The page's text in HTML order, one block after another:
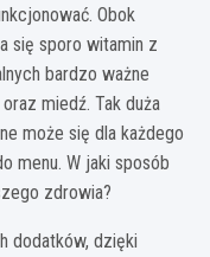
Obok
się sporo witamin z
bardzo ważne
miedź. Tak duża
może się dla każdego
menu. W jaki sposób
zdrowia?
dodatków, dzięki